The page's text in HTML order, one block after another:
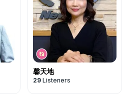
馨天地
29 Listeners